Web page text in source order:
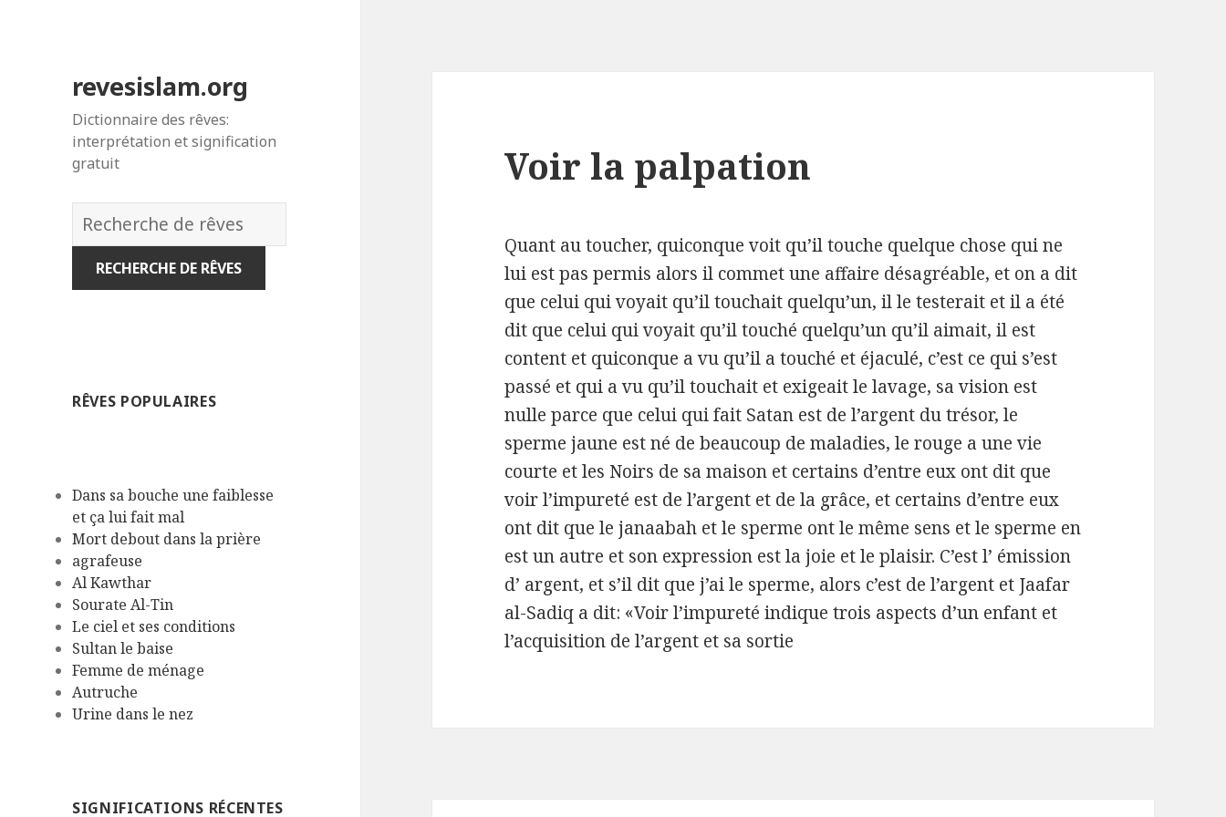
revesislam.org
Dictionnaire des rêves:
interprétation et signification
gratuit
Dictionnaire
des
rêves:
RÊVES POPULAIRES
Dans sa bouche une faiblesse
et ça lui fait mal
Mort debout dans la prière
agrafeuse
Al Kawthar
Sourate Al-Tin
Le ciel et ses conditions
Sultan le baise
Femme de ménage
Autruche
Urine dans le nez
SIGNIFICATIONS RÉCENTES
Voir la palpation
Quant au toucher, quiconque voit qu’il touche quelque chose qui ne
lui est pas permis alors il commet une affaire désagréable, et on a dit
que celui qui voyait qu’il touchait quelqu’un, il le testerait et il a été
dit que celui qui voyait qu’il touché quelqu’un qu’il aimait, il est
content et quiconque a vu qu’il a touché et éjaculé, c’est ce qui s’est
passé et qui a vu qu’il touchait et exigeait le lavage, sa vision est
nulle parce que celui qui fait Satan est de l’argent du trésor, le
sperme jaune est né de beaucoup de maladies, le rouge a une vie
courte et les Noirs de sa maison et certains d’entre eux ont dit que
voir l’impureté est de l’argent et de la grâce, et certains d’entre eux
ont dit que le janaabah et le sperme ont le même sens et le sperme en
est un autre et son expression est la joie et le plaisir. C’est l’ émission
d’ argent, et s’il dit que j’ai le sperme, alors c’est de l’argent et Jaafar
al-Sadiq a dit: «Voir l’impureté indique trois aspects d’un enfant et
l’acquisition de l’argent et sa sortie